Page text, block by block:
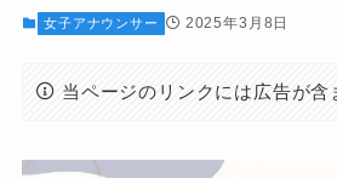
女子アナウンサー 2025年3月8日
当ページのリンクには広告が含